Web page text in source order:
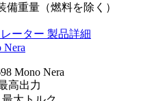
備重量（燃料を除く）
ーター 製品詳細
Nera
Mono Nera
高出力